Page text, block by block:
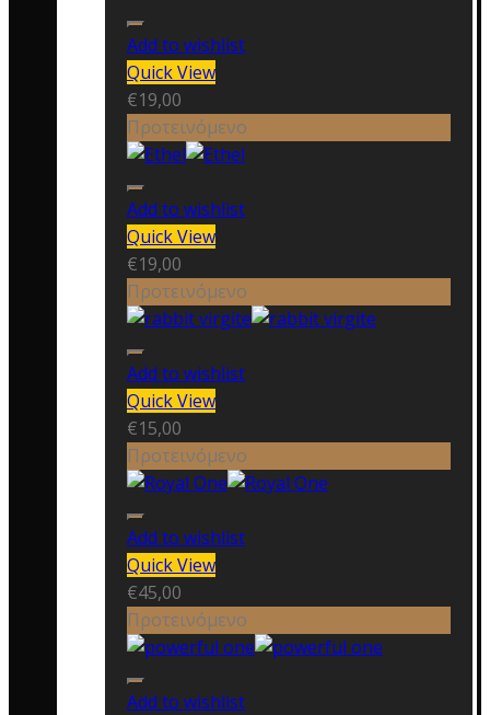
Add to wishlist
Quick View
€19,00
Προτεινόμενο
Add to wishlist
Quick View
€19,00
Προτεινόμενο
Add to wishlist
Quick View
€15,00
Προτεινόμενο
Add to wishlist
Quick View
€45,00
Προτεινόμενο
Add to wishlist